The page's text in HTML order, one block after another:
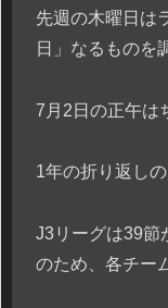
先週の木曜日は
日」なるものを
7月2日の正午は
1年の折り返し
J3リーグは39節
のため、各チー